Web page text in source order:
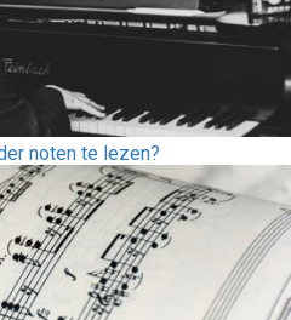
noten te lezen?